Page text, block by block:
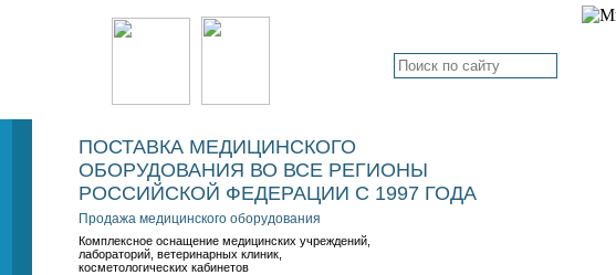
ПОСТАВКА МЕДИЦИНСКОГО
ОБОРУДОВАНИЯ ВО ВСЕ РЕГИОНЫ
РОССИЙСКОЙ ФЕДЕРАЦИИ С 1997 ГОДА
Продажа медицинского оборудования
Комплексное оснащение медицинских учреждений,
лабораторий, ветеринарных клиник,
косметологических кабинетов